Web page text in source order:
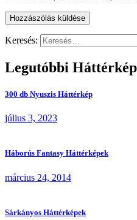
Keresés:
Legutóbbi
300 db Nyuszis Háttérkép
július 3, 2023
Háborús Fantasy Háttérképek
március 24, 2014
Sárkányos Háttérképek